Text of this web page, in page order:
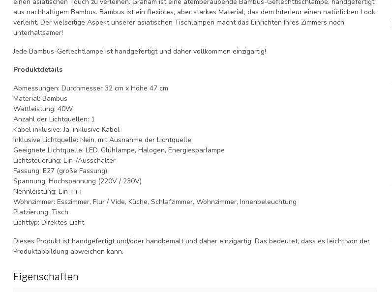
aus nachhaltigem Bambus. Bambus ist ein flexibles, aber starkes Material, das dem Interieur einen natürlichen Look
verleiht. Der vielseitige Aspekt unserer asiatischen Tischlampen macht das Einrichten Ihres Zimmers noch
unterhaltsamer!
Jede Bambus-Geflechtlampe ist handgefertigt und daher vollkommen einzigartig!
Produktdetails
Abmessungen: Durchmesser 32 cm x Höhe 47 cm
Material: Bambus
Wattleistung: 40W
Anzahl der Lichtquellen: 1
Kabel inklusive: Ja, inklusive Kabel
Inklusive Lichtquelle: Nein, mit Ausnahme der Lichtquelle
Geeignete Lichtquelle: LED, Glühlampe, Halogen, Energiesparlampe
Lichtsteuerung: Ein-/Ausschalter
Fassung: E27 (große Fassung)
Spannung: Hochspannung (220V / 230V)
Nennleistung: Ein +++
Wohnzimmer: Esszimmer, Flur / Vide, Küche, Schlafzimmer, Wohnzimmer, Innenbeleuchtung
Platzierung: Tisch
Lichttyp: Direktes Licht
Dieses Produkt ist handgefertigt und/oder handbemalt und daher einzigartig. Das bedeutet, dass es leicht von der
Produktabbildung abweichen kann.
Eigenschaften